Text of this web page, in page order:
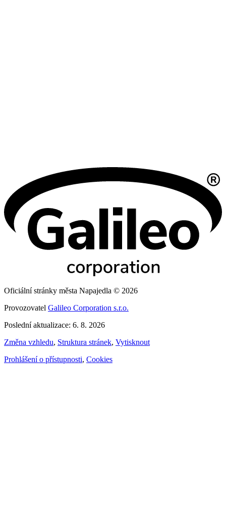
Oficiální stránky města Napajedla © 2026
Provozovatel Galileo Corporation s.r.o.
Poslední aktualizace: 6. 8. 2026
Změna vzhledu, Struktura stránek, Vytisknout
Prohlášení o přístupnosti, Cookies